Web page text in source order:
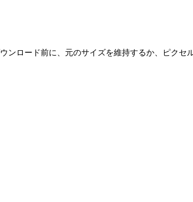
ンロード前に、元のサイズを維持するか、ピク